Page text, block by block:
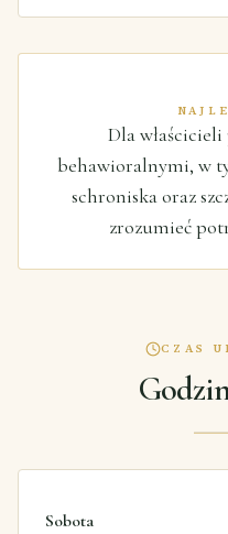
Dla
behawioralnymi, w
schroniska oraz
zrozumieć
CZAS
Sobota